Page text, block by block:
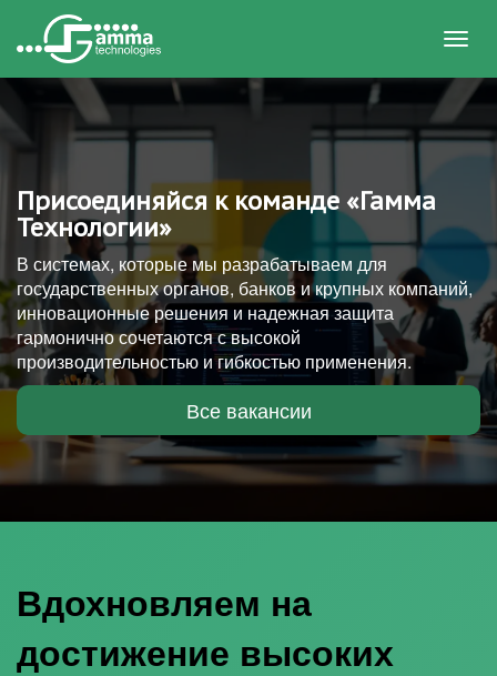
Присоединяйся к команде «Гамма
Технологии»
В системах, которые мы разрабатываем для
государственных органов, банков и крупных компаний,
инновационные решения и надежная защита
гармонично сочетаются с высокой
производительностью и гибкостью применения.
Все вакансии
Вдохновляем на
достижение высоких